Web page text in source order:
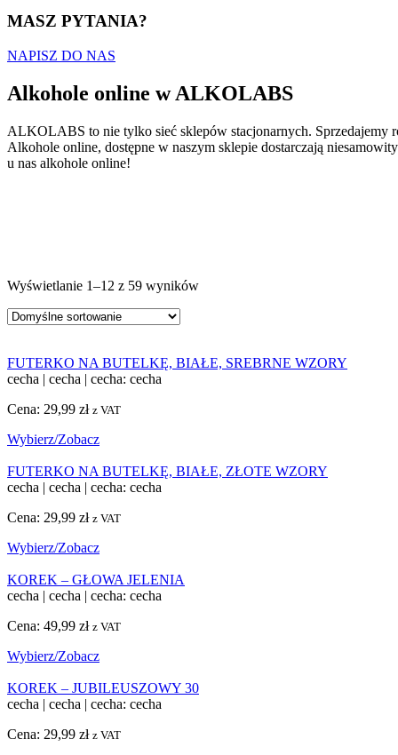
MASZ PYTANIA?
NAPISZ DO NAS
Alkohole online w ALKOLABS
ALKOLABS to nie tylko sieć sklepów stacjonarnych. Sprzedajemy
Alkohole online, dostępne w naszym sklepie dostarczają
u nas alkohole online!
Wyświetlanie 1–12 z 59 wyników
FUTERKO NA BUTELKĘ, BIAŁE, SREBRNE WZORY
cecha | cecha | cecha: cecha
Cena: 29,99 zł z VAT
Wybierz/Zobacz
FUTERKO NA BUTELKĘ, BIAŁE, ZŁOTE WZORY
cecha | cecha | cecha: cecha
Cena: 29,99 zł z VAT
Wybierz/Zobacz
KOREK – GŁOWA JELENIA
cecha | cecha | cecha: cecha
Cena: 49,99 zł z VAT
Wybierz/Zobacz
KOREK – JUBILEUSZOWY 30
cecha | cecha | cecha: cecha
Cena: 29,99 zł z VAT